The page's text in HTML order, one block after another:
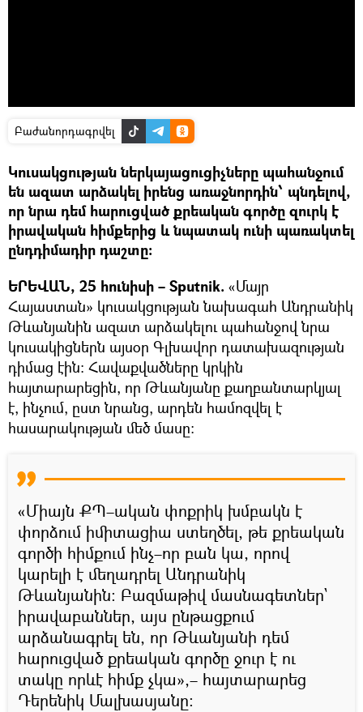
Բաժանորդագրվել
Կուսակցության ներկայացուցիչները պահանջում
են ազատ արձակել իրենց առաջնորդին՝ պնդելով,
որ նրա դեմ հարուցված քրեական գործը զուրկ է
իրավական հիմքերից և նպատակ ունի պառակտել
ընդդիմադիր դաշտը։
ԵՐԵՎԱՆ, 25 հունիսի – Sputnik. «Մայր
Հայաստան» կուսակցության նախագահ Անդրանիկ
Թևանյանին ազատ արձակելու պահանջով նրա
կուսակիցներն այսօր Գլխավոր դատախազության
դիմաց էին։ Հավաքվածները կրկին
հայտարարեցին, որ Թևանյանը քաղբանտարկյալ
է, ինչում, ըստ նրանց, արդեն համոզվել է
հասարակության մեծ մասը։
«Միայն ՔՊ–ական փոքրիկ խմբակն է
փորձում իմիտացիա ստեղծել, թե քրեական
գործի հիմքում ինչ–որ բան կա, որով
կարելի է մեղադրել Անդրանիկ
Թևանյանին։ Բազմաթիվ մասնագետներ`
իրավաբաններ, այս ընթացքում
արձանագրել են, որ Թևանյանի դեմ
հարուցված քրեական գործը ջուր է ու
տակը որևէ հիմք չկա»,– հայտարարեց
Դերենիկ Մալխասյանը։